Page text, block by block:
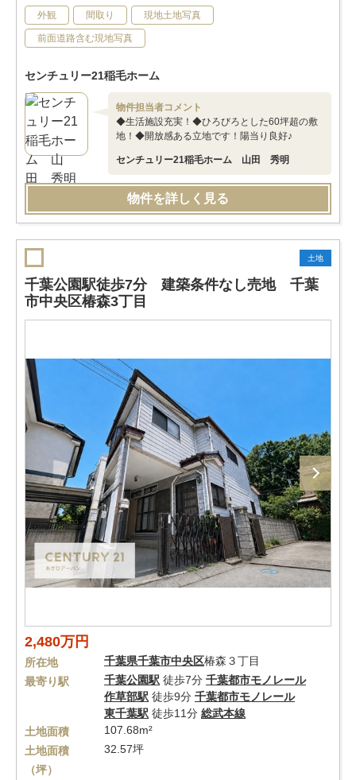
外観 間取り 現地土地写真
前面道路含む現地写真
センチュリー21稲毛ホーム
物件担当者コメント
◆生活施設充実！◆ひろびろとした60坪超の敷
地！◆開放感ある立地です！陽当り良好♪
センチュリー21稲毛ホーム 山田 秀明
物件を詳しく見る
土地
千葉公園駅徒歩7分 建築条件なし売地 千葉
市中央区椿森3丁目
2,480万円
所在地 千葉県千葉市中央区椿森３丁目
最寄り駅
千葉公園駅 徒歩7分 千葉都市モノレール
作草部駅 徒歩9分 千葉都市モノレール
東千葉駅 徒歩11分 総武本線
土地面積
107.68m²
土地面積
（坪）
32.57坪